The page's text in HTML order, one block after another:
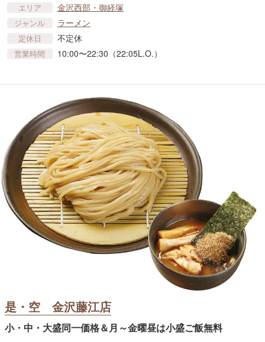
エリア 金沢西部・御経塚
ジャンル ラーメン
定休日 不定休
営業時間 10:00〜22:30（22:05L.O.）
是・空 金沢藤江店
小・中・大盛同一価格＆月～金曜昼は小盛ご飯無料